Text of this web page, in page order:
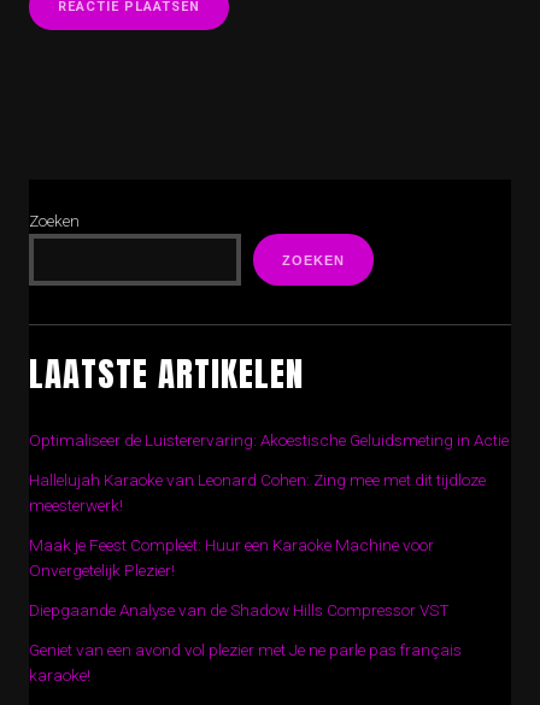
Zoeken
ZOEKEN
LAATSTE ARTIKELEN
Optimaliseer de Luisterervaring: Akoestische Geluidsmeting in Actie
Hallelujah Karaoke van Leonard Cohen: Zing mee met dit tijdloze
meesterwerk!
Maak je Feest Compleet: Huur een Karaoke Machine voor
Onvergetelijk Plezier!
Diepgaande Analyse van de Shadow Hills Compressor VST
Geniet van een avond vol plezier met Je ne parle pas français
karaoke!